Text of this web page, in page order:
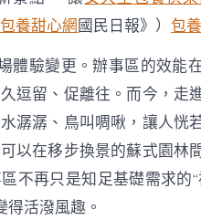
包養甜心網國民日報》） 包
體驗變更。辦事區的效能
逗留、促離往。而今，走
潺潺、鳥叫啁啾，讓人恍
以在移步換景的蘇式園林
不再只是知足基礎需求的
得活潑風趣。